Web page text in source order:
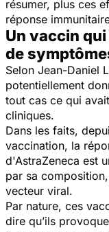
résumer, plus ces
réponse
Un vaccin
de
Selon Jean-Daniel
potentiellement
tout cas ce qui
cliniques.
Dans les faits,
vaccination, la
d'AstraZeneca est
par sa
vecteur viral.
Par nature, ces
dire qu’ils